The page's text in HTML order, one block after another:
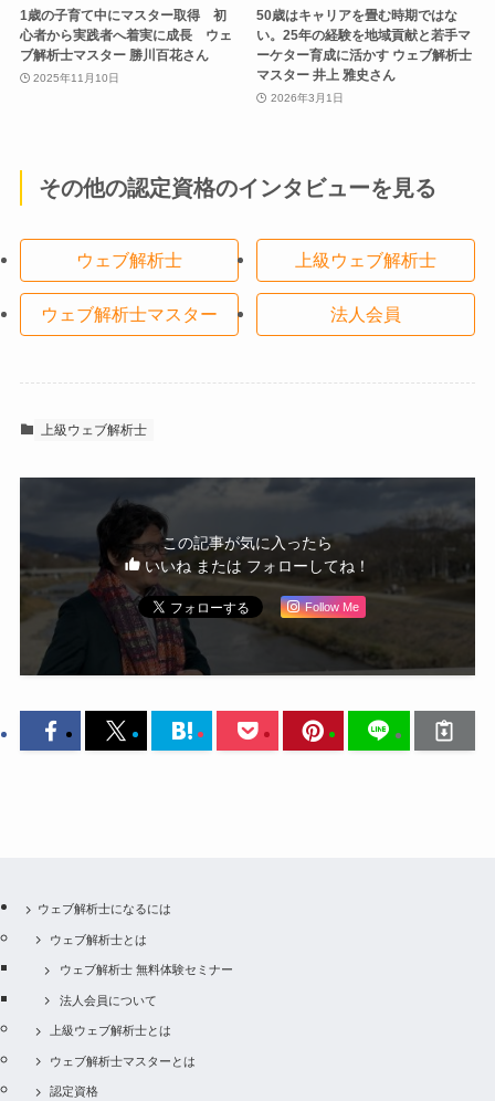
1歳の子育て中にマスター取得 初
心者から実践者へ着実に成長 ウェ
ブ解析士マスター 勝川百花さん
2025年11月10日
50歳はキャリアを畳む時期ではな
い。25年の経験を地域貢献と若手マ
ーケター育成に活かす ウェブ解析士
マスター 井上 雅史さん
2026年3月1日
その他の認定資格のインタビューを見る
ウェブ解析士 上級ウェブ解析士
ウェブ解析士マスター 法人会員
上級ウェブ解析士
この記事が気に入ったら
いいね または フォローしてね！
Follow Me
ウェブ解析士になるには
ウェブ解析士とは
ウェブ解析士 無料体験セミナー
法人会員について
上級ウェブ解析士とは
ウェブ解析士マスターとは
認定資格